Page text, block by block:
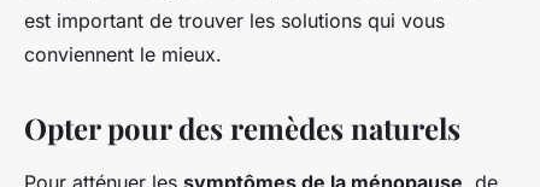
est important de trouver les solutions qui vous
conviennent le mieux.
Opter pour des remèdes naturels
Pour atténuer les symptômes de la ménopause , de